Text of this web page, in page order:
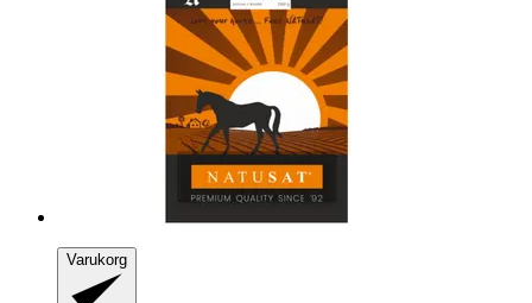
Varukorg